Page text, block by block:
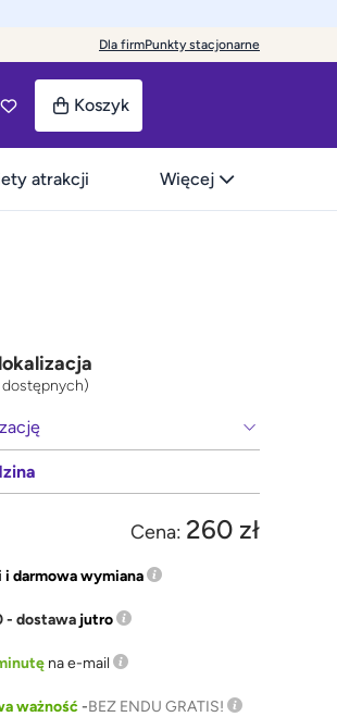
Dla firmPunkty stacjonarne
Koszyk
atrakcji Więcej
dostępnych)
Cena: 260 zł
darmowa wymiana
- dostawa jutro
na e-mail
ważność-BEZ ENDU GRATIS!